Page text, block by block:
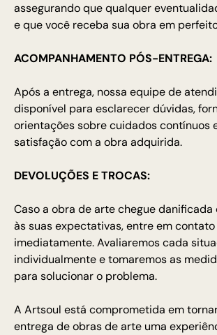
assegurando que qualquer
e que você receba sua obra em
ACOMPANHAMENTO PÓS-ENTREGA:
Após a entrega, nossa equipe de
disponível para esclarecer dúvidas,
orientações sobre cuidados contínuos
satisfação com a obra adquirida.
DEVOLUÇÕES E TROCAS:
Caso a obra de arte chegue danificada
às suas expectativas, entre em
imediatamente. Avaliaremos cada
individualmente e tomaremos as
para solucionar o problema.
A Artsoul está comprometida em
entrega de obras de arte uma